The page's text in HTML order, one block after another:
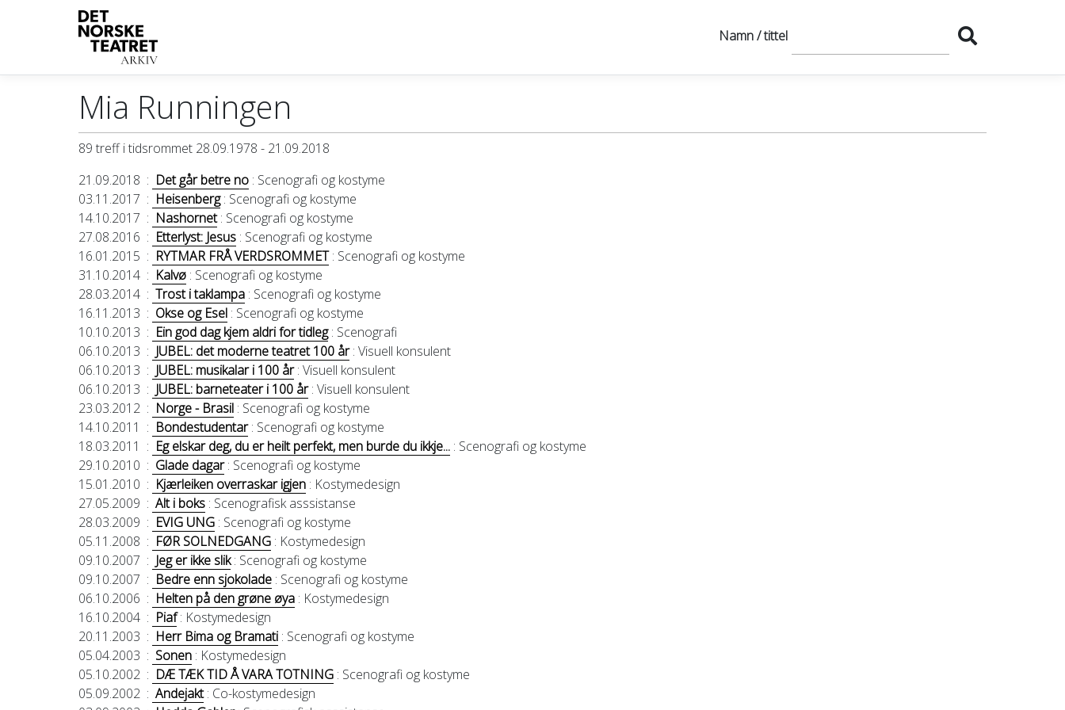
Namn / tittel
Mia Runningen
89 treff i tidsrommet 28.09.1978 - 21.09.2018
21.09.2018 : Det går betre no : Scenografi og kostyme
03.11.2017 : Heisenberg: Scenografi og kostyme
14.10.2017 : Nashornet: Scenografi og kostyme
27.08.2016 : Etterlyst: Jesus : Scenografi og kostyme
16.01.2015 : RYTMAR FRÅ VERDSROMMET: Scenografi og kostyme
31.10.2014 : Kalvø : Scenografi og kostyme
28.03.2014 : Trost i taklampa : Scenografi og kostyme
16.11.2013 : Okse og Esel : Scenografi og kostyme
10.10.2013 : Ein god dag kjem aldri for tidleg: Scenografi
06.10.2013 : JUBEL: det moderne teatret 100 år: Visuell konsulent
06.10.2013 : JUBEL: musikalar i 100 år: Visuell konsulent
06.10.2013 : JUBEL: barneteater i 100 år: Visuell konsulent
23.03.2012 : Norge - Brasil : Scenografi og kostyme
14.10.2011 : Bondestudentar: Scenografi og kostyme
18.03.2011 : Eg elskar deg, du er heilt perfekt, men burde du ikkje... : Scenografi og kostyme
29.10.2010 : Glade dagar: Scenografi og kostyme
15.01.2010 : Kjærleiken overraskar igjen : Kostymedesign
27.05.2009 : Alt i boks : Scenografisk asssistanse
28.03.2009 : EVIG UNG : Scenografi og kostyme
05.11.2008 : FØR SOLNEDGANG : Kostymedesign
09.10.2007 : Jeg er ikke slik: Scenografi og kostyme
09.10.2007 : Bedre enn sjokolade : Scenografi og kostyme
06.10.2006 : Helten på den grøne øya : Kostymedesign
16.10.2004 : Piaf: Kostymedesign
20.11.2003 : Herr Bima og Bramati : Scenografi og kostyme
05.04.2003 : Sonen : Kostymedesign
05.10.2002 : DÆ TÆK TID Å VARA TOTNING : Scenografi og kostyme
05.09.2002 : Andejakt: Co-kostymedesign